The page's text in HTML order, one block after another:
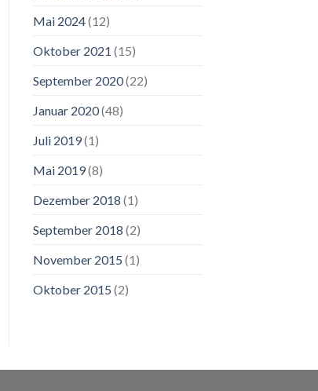
Mai 2024(12)
Oktober 2021 (15)
September 2020(22)
Januar 2020(48)
Juli 2019(1)
Mai 2019(8)
Dezember 2018 (1)
September 2018 (2)
November 2015 (1)
Oktober 2015 (2)